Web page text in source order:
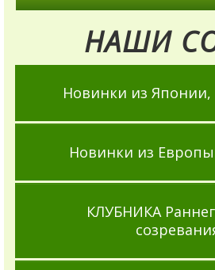
НАШИ
Новинки из Японии,
Новинки из Европы
КЛУБНИКА